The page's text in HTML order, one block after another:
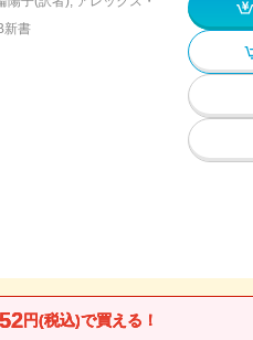
新書
52円(税込)で買える！